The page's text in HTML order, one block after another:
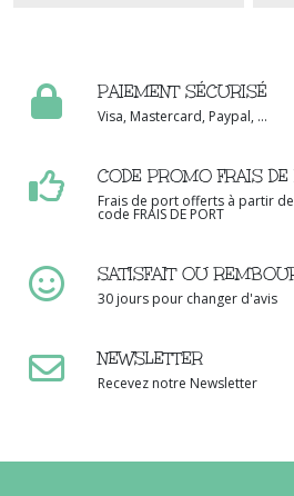
PAIEMENT SÉCURISÉ
Visa, Mastercard, Paypal, ...
CODE PROMO FRAIS DE
Frais de port offerts à partir
code FRAIS DE PORT
SATISFAIT OU
30 jours pour changer d'avis
NEWSLETTER
Recevez notre Newsletter